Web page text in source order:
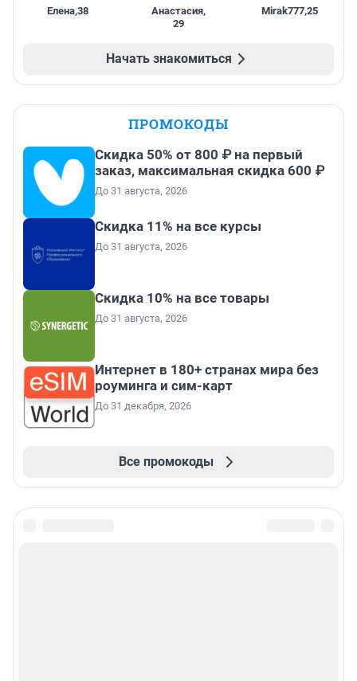
Елена,38 Анастасия,
29
Mirak777,25
Начать знакомиться
ПРОМОКОДЫ
Скидка 50% от 800 ₽ на первый
заказ, максимальная скидка 600 ₽
До 31 августа, 2026
Скидка 11% на все курсы
До 31 августа, 2026
Скидка 10% на все товары
До 31 августа, 2026
Интернет в 180+ странах мира без
роуминга и сим-карт
До 31 декабря, 2026
Все промокоды